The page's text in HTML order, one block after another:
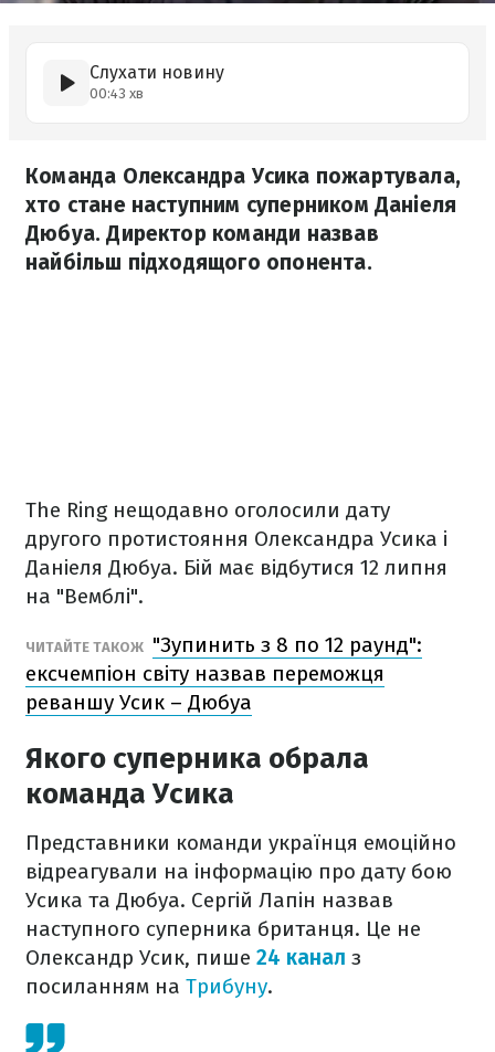
Слухати новину
00:43 хв
Команда Олександра Усика пожартувала,
хто стане наступним суперником Даніеля
Дюбуа. Директор команди назвав
найбільш підходящого опонента.
The Ring нещодавно оголосили дату
другого протистояння Олександра Усика і
Даніеля Дюбуа. Бій має відбутися 12 липня
на "Вемблі".
ЧИТАЙТЕ ТАКОЖ "Зупинить з 8 по 12 раунд":
ексчемпіон світу назвав переможця
реваншу Усик – Дюбуа
Якого суперника обрала
команда Усика
Представники команди українця емоційно
відреагували на інформацію про дату бою
Усика та Дюбуа. Сергій Лапін назвав
наступного суперника британця. Це не
Олександр Усик, пише 24 канал з
посиланням на Трибуну.